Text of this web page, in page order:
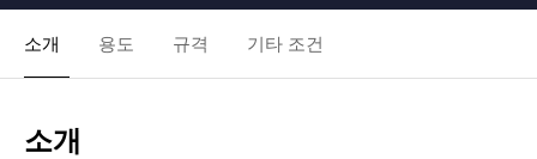
소개 용도 규격 기타 조건
소개